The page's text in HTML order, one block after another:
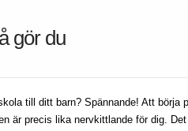
gör du
till ditt barn? Spännande! Att börja
är precis lika nervkittlande för dig.